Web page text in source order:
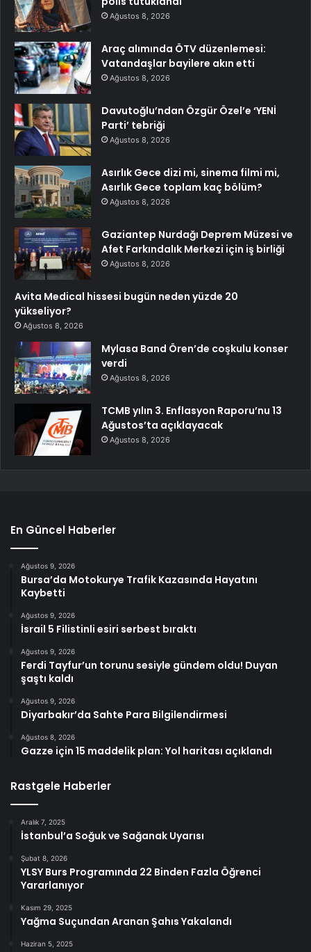
Ağustos 8, 2026
Araç alımında ÖTV düzenlemesi:
Vatandaşlar bayilere akın etti
Ağustos 8, 2026
Davutoğlu’ndan Özgür Özel’e ‘YENİ
Parti’ tebriği
Ağustos 8, 2026
Asırlık Gece dizi mi, sinema filmi mi,
Asırlık Gece toplam kaç bölüm?
Ağustos 8, 2026
Gaziantep Nurdağı Deprem Müzesi ve
Afet Farkındalık Merkezi için iş birliği
Ağustos 8, 2026
Avita Medical hissesi bugün neden yüzde 20
yükseliyor?
Ağustos 8, 2026
Mylasa Band Ören’de coşkulu konser
verdi
Ağustos 8, 2026
TCMB yılın 3. Enflasyon Raporu’nu 13
Ağustos’ta açıklayacak
Ağustos 8, 2026
En Güncel Haberler
Ağustos 9, 2026
Bursa’da Motokurye Trafik Kazasında Hayatını
Kaybetti
Ağustos 9, 2026
İsrail 5 Filistinli esiri serbest bıraktı
Ağustos 9, 2026
Ferdi Tayfur’un torunu sesiyle gündem oldu! Duyan
şaştı kaldı
Ağustos 9, 2026
Diyarbakır’da Sahte Para Bilgilendirmesi
Ağustos 8, 2026
Gazze için 15 maddelik plan: Yol haritası açıklandı
Rastgele Haberler
Aralık 7, 2025
İstanbul’a Soğuk ve Sağanak Uyarısı
Şubat 8, 2026
YLSY Burs Programında 22 Binden Fazla Öğrenci
Yararlanıyor
Kasım 29, 2025
Yağma Suçundan Aranan Şahıs Yakalandı
Haziran 5, 2025